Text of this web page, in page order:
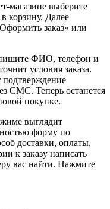
магазине выберите
корзину. Далее
заказ» или
ФИО, телефон и
условия заказа.
подтверждение
СМС. Теперь останется
покупке.
выглядит
форму по
доставки, оплаты,
к заказу написать
вас найти. Нажмите